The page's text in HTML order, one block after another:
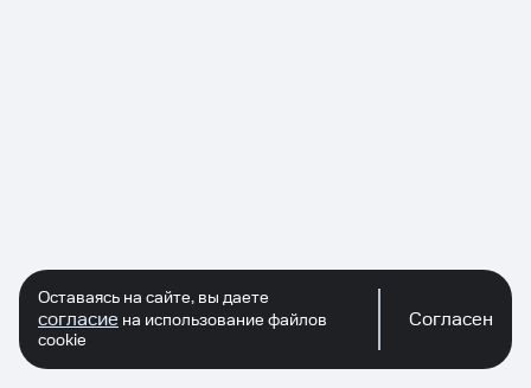
Оставаясь на сайте, вы даете
согласие на использование файлов
cookie
Согласен